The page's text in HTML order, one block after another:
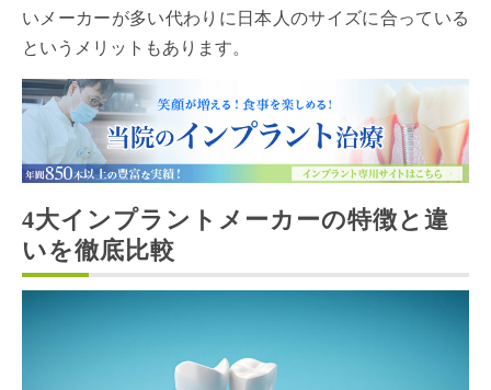
いメーカーが多い代わりに日本人のサイズに合っている
というメリットもあります。
4大インプラントメーカーの特徴と違
いを徹底比較